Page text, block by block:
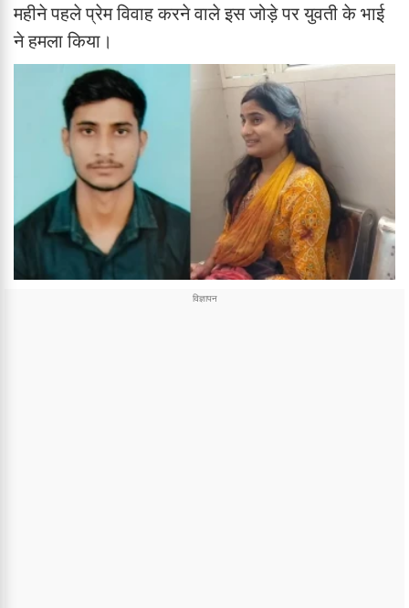
महीने पहले प्रेम विवाह करने वाले इस जोड़े पर युवती के भाई
ने हमला किया।